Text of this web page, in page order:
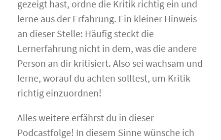
gezeigt hast, ordne die Kritik richtig ein und
lerne aus der Erfahrung. Ein kleiner Hinweis
an dieser Stelle: Häufig steckt die
Lernerfahrung nicht in dem, was die andere
Person an dir kritisiert. Also sei wachsam und
lerne, worauf du achten solltest, um Kritik
richtig einzuordnen!
Alles weitere erfährst du in dieser
Podcastfolge! In diesem Sinne wünsche ich